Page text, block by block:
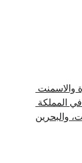
والاسمنت
المملكة
والبحرين